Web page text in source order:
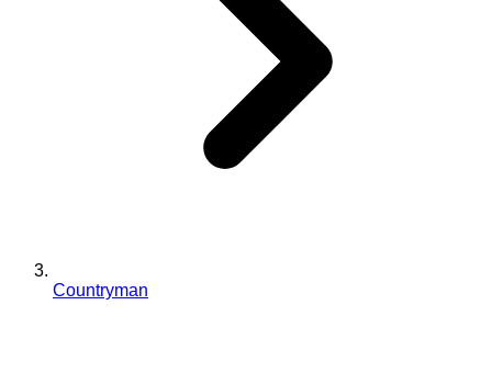
Countryman